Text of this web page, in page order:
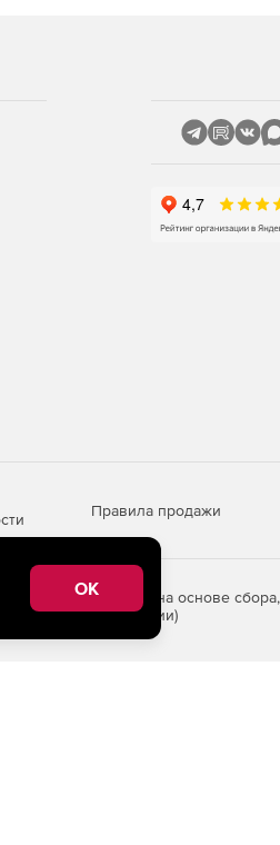
Правила продажи
информации на основе сбора,
Федерации)
OK